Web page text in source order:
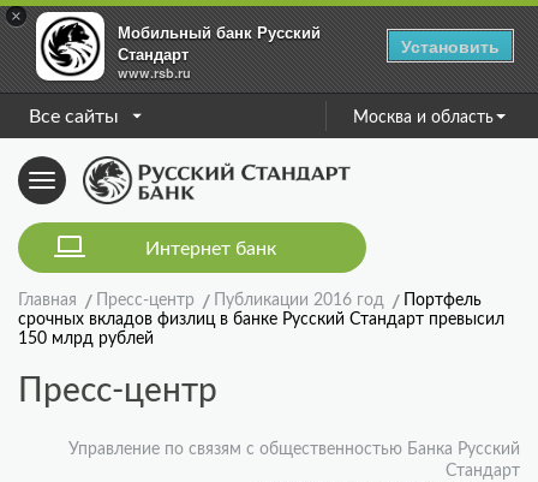
×
Мобильный банк Русский
Стандарт
www.rsb.ru
Установить
Все сайты Москва и область
Toggle
navigation
Интернет банк
Главная Пресс-центр Публикации 2016 год
Портфель
срочных вкладов физлиц в банке Русский Стандарт превысил
150 млрд рублей
Пресс-центр
Управление по связям с общественностью Банка Русский
Стандарт